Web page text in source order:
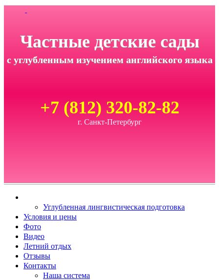
Частные детские сады
с углубленным изучением английского языка
+7 (812) 320-82-82
г. Санкт-Петербург
Углубленная лингвистическая подготовка
Условия и цены
Фото
Видео
Летний отдых
Отзывы
Контакты
Наша система